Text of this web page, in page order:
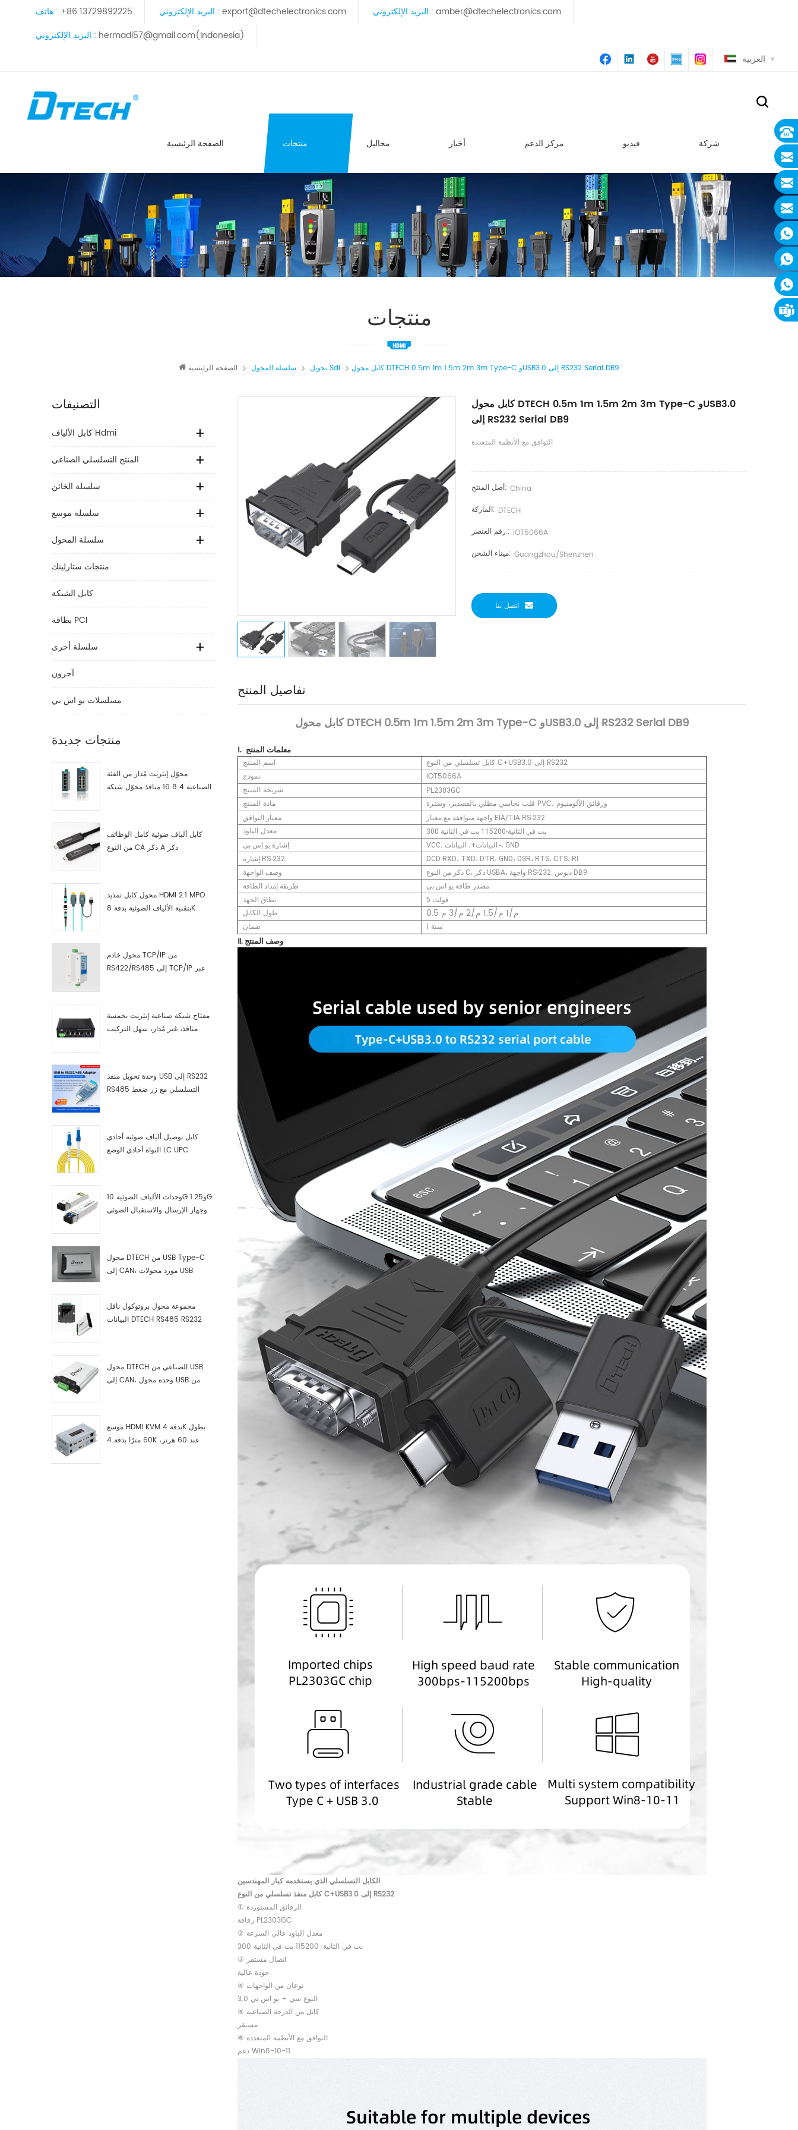
هاتف : +86 13729892225 البريد الإلكتروني : export@dtechelectronics.com البريد الإلكتروني : amber@dtechelectronics.com
البريد الإلكتروني : hermadi57@gmail.com(Indonesia)
العربية
الصفحة الرئيسية منتجات محاليل أخبار مركز الدعم فيديو شركة
منتجات
الصفحة الرئيسية سلسلة المحول تحويل Sdi كابل محول DTECH 0.5m 1m 1.5m 2m 3m Type-C وUSB3.0 إلى RS232 Serial DB9
التصنيفات
كابل الألياف Hdmi
المنتج التسلسلي الصناعي
سلسلة الخائن
سلسلة موسع
سلسلة المحول
منتجات ستارلينك
كابل الشبكة
بطاقة PCI
سلسلة أخرى
آحرون
مسلسلات يو اس بي
منتجات جديدة
محوّل إيثرنت مُدار من الفئة
الصناعية 4 8 16 منافذ محوّل شبكة
كابل ألياف ضوئية كامل الوظائف
من النوع CA ذكر A ذكر
محول كابل تمديد HDMI 2.1 MPO
بتقنية الألياف الضوئية بدقة 8K
محول خادم TCP/IP من
RS422/RS485 إلى TCP/IP عبر
مفتاح شبكة صناعية إيثرنت بخمسة
منافذ، غير مُدار، سهل التركيب
وحدة تحويل منفذ USB إلى RS232
RS485 التسلسلي مع زر ضغط
كابل توصيل ألياف ضوئية أحادي
النواة أحادي الوضع LC UPC
وحدات الألياف الضوئية 10G و1.25G
وجهاز الإرسال والاستقبال الضوئي
محول DTECH من USB Type-C
إلى CAN، مورد محولات USB
مجموعة محول بروتوكول ناقل
البيانات DTECH RS485 RS232
محول DTECH الصناعي من USB
إلى CAN، وحدة محول USB من
موسع HDMI KVM بدقة 4K بطول
60 مترًا بدقة 4K عند 60 هرتز،
كابل محول DTECH 0.5m 1m 1.5m 2m 3m Type-C وUSB3.0
إلى RS232 Serial DB9
التوافق مع الأنظمة المتعددة
أصل المنتج: China
الماركة: DTECH
رقم العنصر.: IOT5066A
ميناء الشحن: Guangzhou/Shenzhen
اتصل بنا
تفاصيل المنتج
كابل محول DTECH 0.5m 1m 1.5m 2m 3m Type-C وUSB3.0 إلى RS232 Serial DB9
Ⅰ. معلماتالمنتج
اسم المنتج
كابل تسلسلي من النوع C+USB3.0 إلى RS232
نموذج
IOT5066A
شريحة المنتج
PL2303GC
مادة المنتج قلب نحاسي مطلي بالقصدير، وسترة PVC، ورقائق الألومنيوم
معيار التوافق واجهة متوافقة مع معيار EIA/TIA RS-232
معدل الباود
300 بت في الثانية-115200 بت في الثانية
إشارة يو إس بي
VCC، البيانات+، البيانات -، GND
إشارة RS-232
DCD RXD، TXD، DTR، GND، DSR، RTS، CTS، RI
وصف الواجهة
ذكر من النوع C، ذكر USBA، واجهة RS-232: دبوس DB9
طريقة إمداد الطاقة
مصدر طاقة يو اس بي
نطاق الجهد
5 فولت
طول الكابل 0.5 م/1 م/1.5 م/2 م/3 م
ضمان
1 سنة
Ⅱ. وصف المنتج
الكابل التسلسلي الذي يستخدمه كبار المهندسين
كابل منفذ تسلسلي من النوع C+USB3.0 إلى RS232
① الرقائق المستوردة
رقاقة PL2303GC
② معدل الباود عالي السرعة
300 بت في الثانية-115200 بت في الثانية
③ اتصال مستقر
جودة عالية
④ نوعان من الواجهات
النوع سي + يو اس بي 3.0
⑤ كابل من الدرجة الصناعية
مستقر
⑥ التوافق مع الأنظمة المتعددة
دعم Win8-10-11